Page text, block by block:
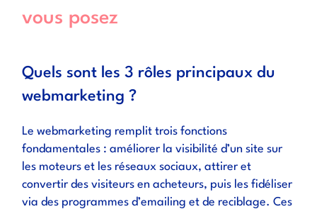
vous posez
Quels sont les 3 rôles principaux du
webmarketing ?
Le webmarketing remplit trois fonctions
fondamentales : améliorer la visibilité d’un site sur
les moteurs et les réseaux sociaux, attirer et
convertir des visiteurs en acheteurs, puis les fidéliser
via des programmes d’emailing et de reciblage. Ces